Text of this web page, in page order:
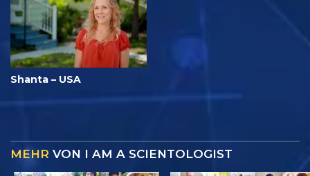
Shanta – USA
MEHR VON I AM A SCIENTOLOGIST